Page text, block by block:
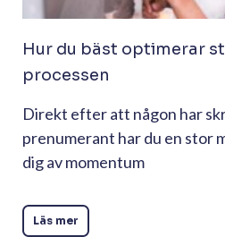
Hur du bäst optimerar
processen
Direkt efter att någon har
prenumerant har du en stor
dig av momentum
Läs mer